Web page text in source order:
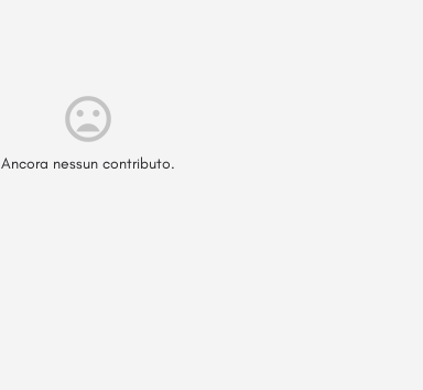
Ancora nessun contributo.